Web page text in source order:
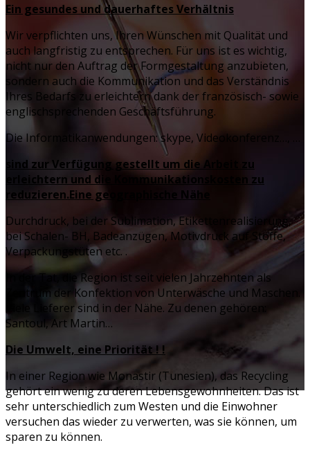
Ein gesundes und dauerhaftes Verhältnis
Wir verpflichten uns, Ihren Wünschen mit Qualität und
auch langfristig zu entsprechen. Für uns ist es wichtig,
nicht nur den Auftrag der Formgestaltung anzubieten,
sondern auch die Kommunikation und das Verständnis
Ihres Bedarfs zu erleichtern dank der französisch- sowie
englischsprechenden Geschäftsführung.
Die Informatikanwendungen: skype, Videokonferenz…, …
sind zur Verfügung gestellt um die Arbeit zu
erleichtern und die Kommunikationskosten zu
reduzieren.Eine geographische Nähe
Durchdruck, bei der Sublimation, Etikettenrealisierung,
bei Schalen- BH, Badeanzügen, Motivdruck auf Stoffe,
Verpackungstüten etc. .
In der Tat, die Region ist seit vielen Jahrzehnten als
Zentrum der Konfektion von Unterwäsche und Maschen.
Viele Lieferer sind in der Nähe. Zu denen gehören:
Santoul, Art Martin…
Die Umwelt, eine Priorität ! !
In einer Region wie Monastir (Tunesien), das Recycling
gehört ein wenig zu deren Lebensgewohnheiten. Das ist
sehr unterschiedlich zum Westen und die Einwohner
versuchen das wieder zu verwerten, was sie können, um
sparen zu können.